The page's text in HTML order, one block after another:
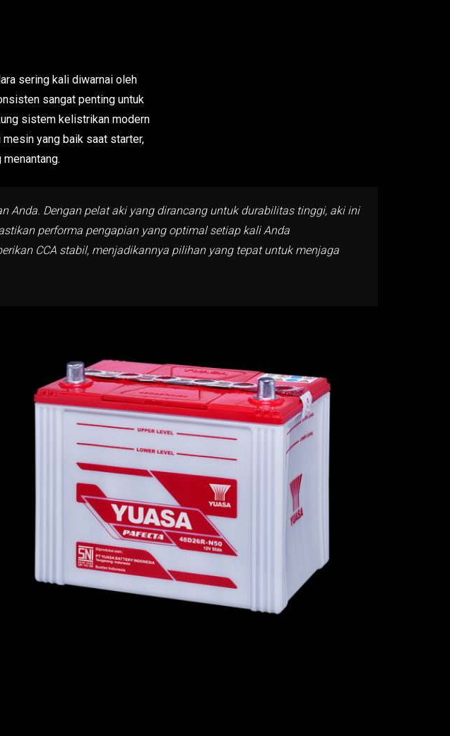
sering kali diwarnai oleh
sangat penting untuk
sistem kelistrikan modern
yang baik saat starter,
Anda. Dengan pelat aki yang dirancang untuk durabilitas tinggi, aki ini
performa pengapian yang optimal setiap kali Anda
CCA stabil, menjadikannya pilihan yang tepat untuk menjaga